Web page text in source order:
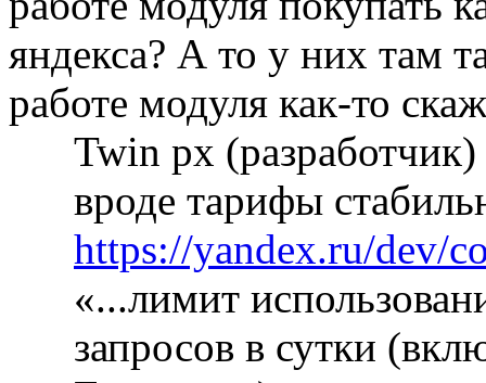
яндекса? А то у них там
работе модуля как-то
Twin px (разработчик)
вроде тарифы
https://yandex.ru/dev/
«...лимит
запросов в сутки